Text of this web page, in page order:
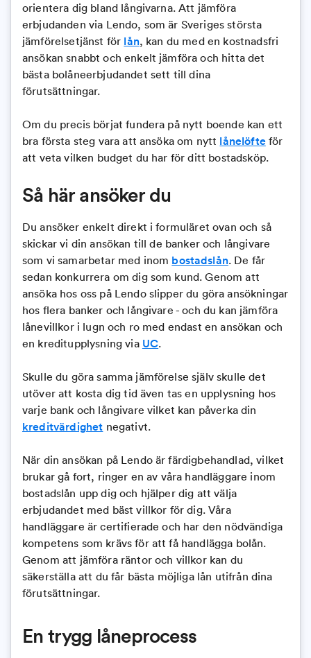
orientera dig bland långivarna. Att jämföra
erbjudanden via Lendo, som är Sveriges största
jämförelsetjänst för lån, kan du med en kostnadsfri
ansökan snabbt och enkelt jämföra och hitta det
bästa bolåneerbjudandet sett till dina
förutsättningar.
Om du precis börjat fundera på nytt boende kan ett
bra första steg vara att ansöka om nytt lånelöfteför
att veta vilken budget du har för ditt bostadsköp.
Så här ansöker du
Du ansöker enkelt direkt i formuläret ovan och så
skickar vi din ansökan till de banker och långivare
som vi samarbetar med inom bostadslån. De får
sedan konkurrera om dig som kund. Genom att
ansöka hos oss på Lendo slipper du göra ansökningar
hos flera banker och långivare - och du kan jämföra
lånevillkor i lugn och ro med endast en ansökan och
en kreditupplysning via UC.
Skulle du göra samma jämförelse själv skulle det
utöver att kosta dig tid även tas en upplysning hos
varje bank och långivare vilket kan påverka din
kreditvärdighet negativt.
När din ansökan på Lendo är färdigbehandlad, vilket
brukar gå fort, ringer en av våra handläggare inom
bostadslån upp dig och hjälper dig att välja
erbjudandet med bäst villkor för dig. Våra
handläggare är certifierade och har den nödvändiga
kompetens som krävs för att få handlägga bolån.
Genom att jämföra räntor och villkor kan du
säkerställa att du får bästa möjliga lån utifrån dina
förutsättningar.
En trygg låneprocess